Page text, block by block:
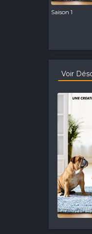
Saison 1
Voir